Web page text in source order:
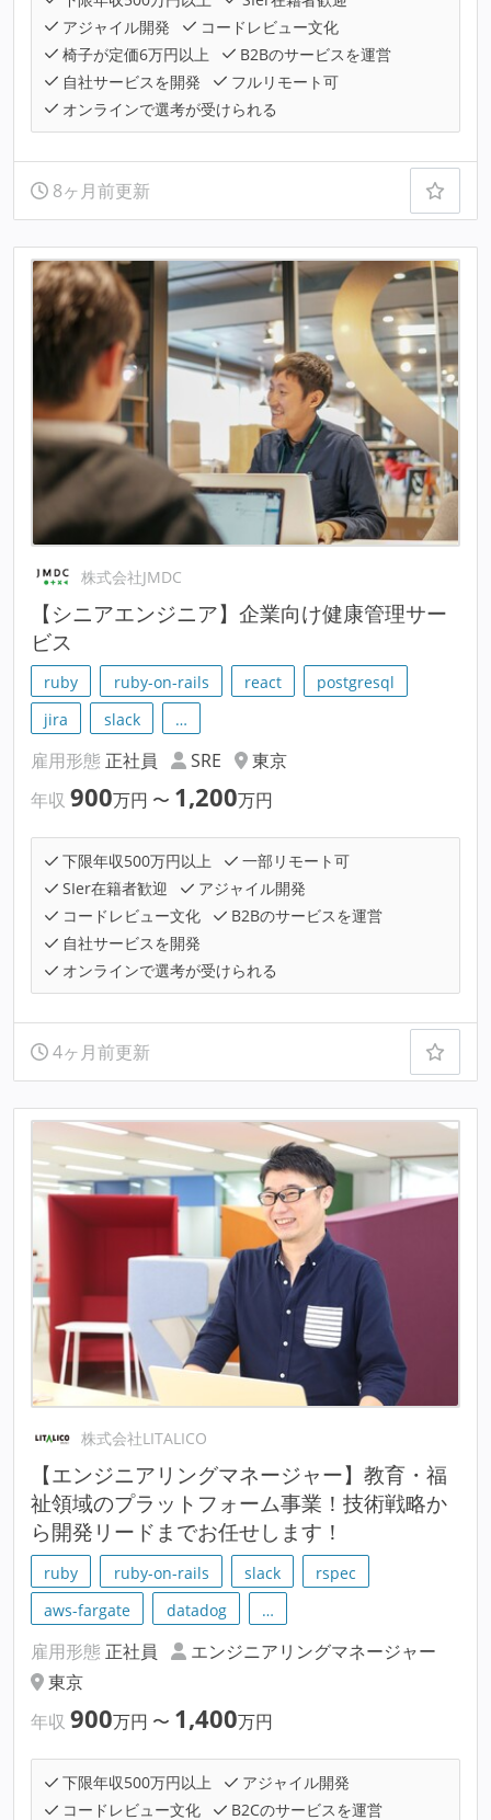
アジャイル開発
コードレビュー文化
椅子が定価6万円以上
B2Bのサービスを運営
自社サービスを開発
フルリモート可
オンラインで選考が受けられる
8ヶ月前更新
株式会社JMDC
【シニアエンジニア】企業向け健康管理サー
ビス
ruby ruby-on-rails react
postgresql
jira
slack …
雇用形態 正社員 SRE
東京
年収 900万円 〜 1,200万円
下限年収500万円以上
一部リモート可
SIer在籍者歓迎
アジャイル開発
コードレビュー文化
B2Bのサービスを運営
自社サービスを開発
オンラインで選考が受けられる
4ヶ月前更新
株式会社LITALICO
【エンジニアリングマネージャー】教育・福
祉領域のプラットフォーム事業！技術戦略か
ら開発リードまでお任せします！
ruby ruby-on-rails slack
rspec
aws-fargate
datadog …
雇用形態 正社員
エンジニアリングマネージャー
東京
年収 900万円 〜 1,400万円
下限年収500万円以上
アジャイル開発
コードレビュー文化
B2Cのサービスを運営